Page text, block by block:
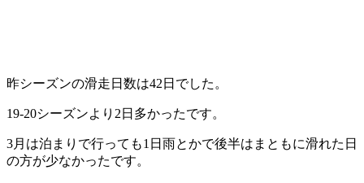
昨シーズンの滑走日数は42日でした。
19-20シーズンより2日多かったです。
3月は泊まりで行っても1日雨とかで後半はまともに滑れた日
の方が少なかったです。